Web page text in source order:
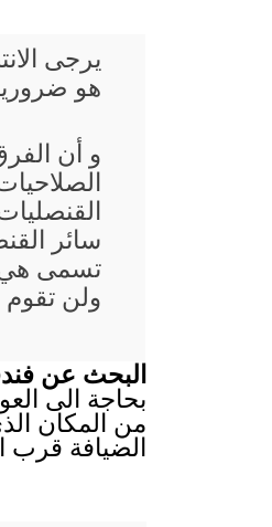
يرجى
هو
و أن
سائر
تسمى هي
ولن تقوم
البحث عن
بحاجة الى
من المكان
الضيافة قرب